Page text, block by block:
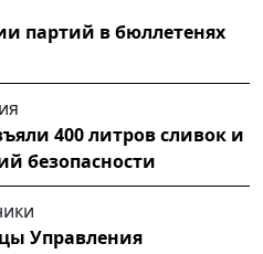
партий в бюллетенях
400 литров сливок и
безопасности
Управления